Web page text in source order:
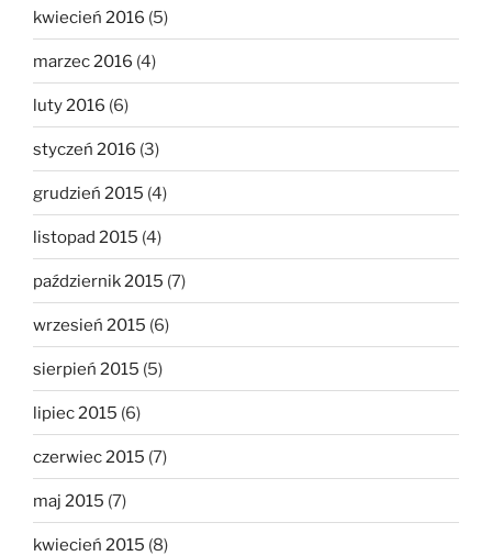
kwiecień 2016 (5)
marzec 2016 (4)
luty 2016 (6)
styczeń 2016 (3)
grudzień 2015 (4)
listopad 2015 (4)
październik 2015 (7)
wrzesień 2015 (6)
sierpień 2015 (5)
lipiec 2015 (6)
czerwiec 2015 (7)
maj 2015 (7)
kwiecień 2015 (8)